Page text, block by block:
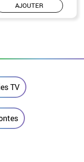
AJOUTER
TV